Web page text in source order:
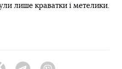
лише краватки і метелики.